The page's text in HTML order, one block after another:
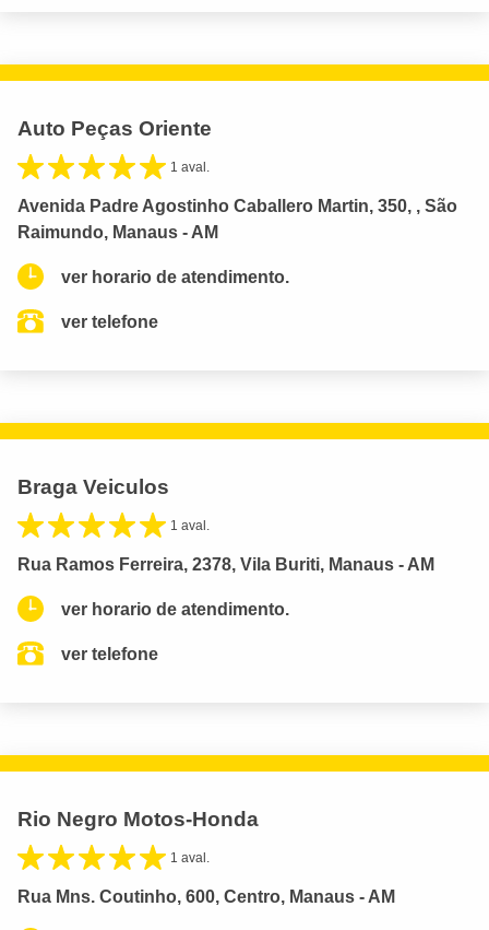
Auto Peças Oriente
1 aval.
Avenida Padre Agostinho Caballero Martin, 350, , São
Raimundo, Manaus - AM
ver horario de atendimento.
ver telefone
Braga Veiculos
1 aval.
Rua Ramos Ferreira, 2378, Vila Buriti, Manaus - AM
ver horario de atendimento.
ver telefone
Rio Negro Motos-Honda
1 aval.
Rua Mns. Coutinho, 600, Centro, Manaus - AM